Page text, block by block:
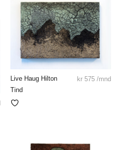
Live Haug Hilton
Tind
kr 575 /mnd